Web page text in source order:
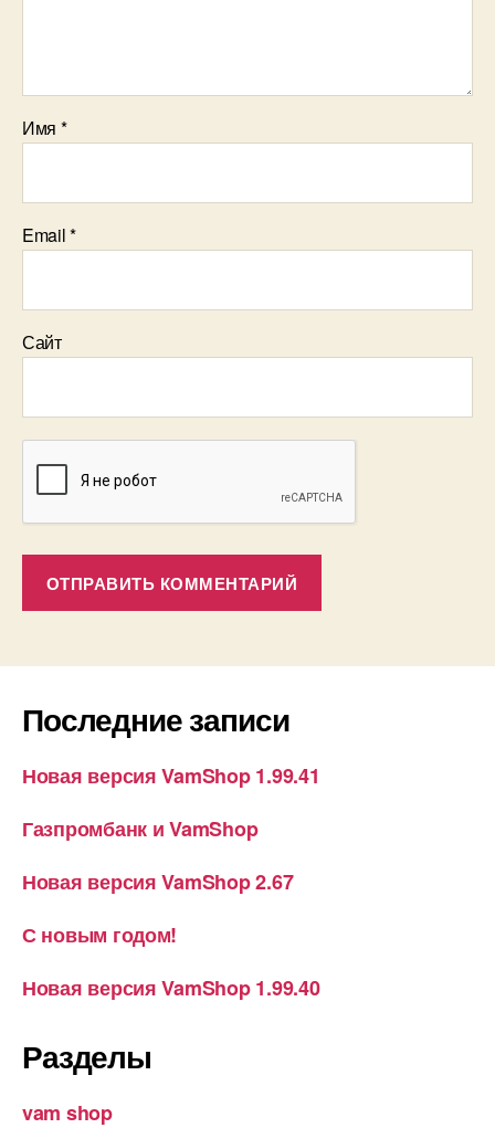
Имя *
Email*
Сайт
Последние записи
Новая версия VamShop 1.99.41
Газпромбанк и VamShop
Новая версия VamShop 2.67
С новым годом!
Новая версия VamShop 1.99.40
Разделы
vam shop